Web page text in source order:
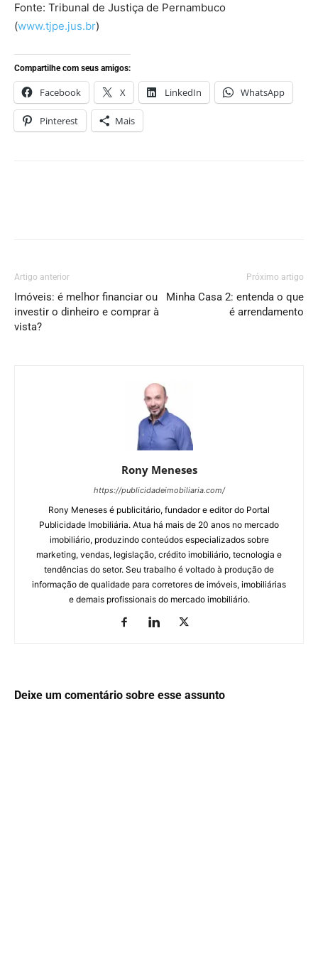
Fonte: Tribunal de Justiça de Pernambuco
(www.tjpe.jus.br)
Compartilhe com seus amigos:
Facebook X LinkedIn WhatsApp
Pinterest Mais
Artigo anterior
Imóveis: é melhor financiar ou
investir o dinheiro e comprar à
vista?
Próximo artigo
Minha Casa 2: entenda o que
é arrendamento
Rony Meneses
https://publicidadeimobiliaria.com/
Rony Meneses é publicitário, fundador e editor do Portal
Publicidade Imobiliária. Atua há mais de 20 anos no mercado
imobiliário, produzindo conteúdos especializados sobre
marketing, vendas, legislação, crédito imobiliário, tecnologia e
tendências do setor. Seu trabalho é voltado à produção de
informação de qualidade para corretores de imóveis, imobiliárias
e demais profissionais do mercado imobiliário.
Deixe um comentário sobre esse assunto